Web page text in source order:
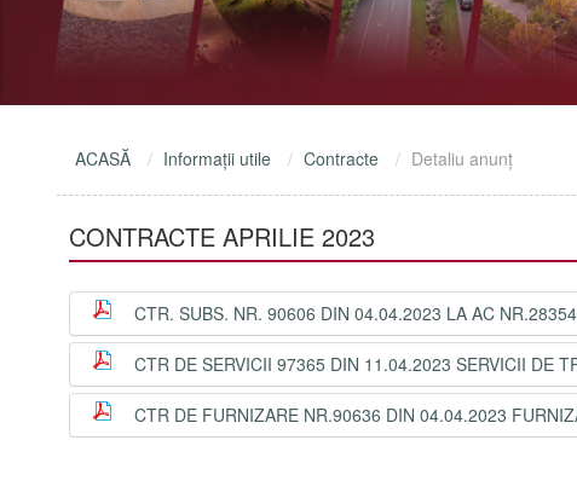
ACASĂ Informaţii utile Contracte Detaliu anunţ
CONTRACTE APRILIE 2023
CTR. SUBS. NR. 90606 DIN 04.04.2023 LA AC
CTR DE SERVICII 97365 DIN 11.04.2023 SERVICII DE
CTR DE FURNIZARE NR.90636 DIN 04.04.2023